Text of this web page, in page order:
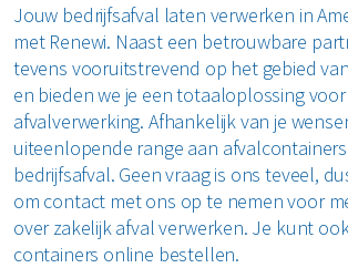
Jouw bedrijfsafval laten verwerken in
met Renewi. Naast een betrouwbare
tevens vooruitstrevend op het gebied
en bieden we je een totaaloplossing
afvalverwerking. Afhankelijk van je
uiteenlopende range aan
bedrijfsafval. Geen vraag is ons teveel,
om contact met ons op te nemen voor
over zakelijk afval verwerken. Je kunt
containers online bestellen.